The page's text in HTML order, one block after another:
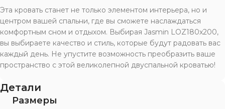
Эта кровать станет не только элементом интерьера, но и
центром вашей спальни, где вы сможете наслаждаться
комфортным сном и отдыхом. Выбирая Jasmin LOZ180х200,
вы выбираете качество и стиль, которые будут радовать вас
каждый день. Не упустите возможность преобразить ваше
пространство с этой великолепной двуспальной кроватью!
Детали
Размеры